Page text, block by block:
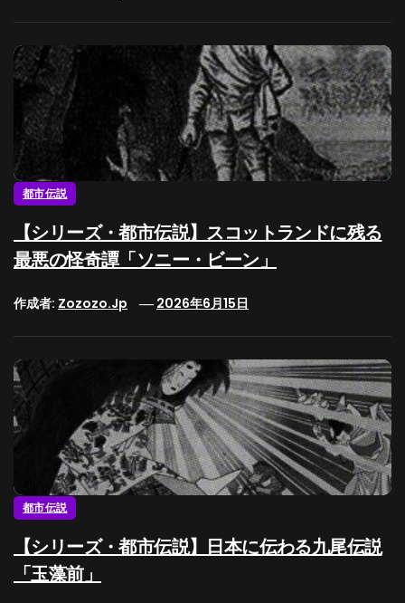
都市伝説
【シリーズ・都市伝説】スコットランドに残る
最悪の怪奇譚「ソニー・ビーン」
作成者: Zozozo.jp 2026年6月15日
都市伝説
【シリーズ・都市伝説】日本に伝わる九尾伝説
「玉藻前」